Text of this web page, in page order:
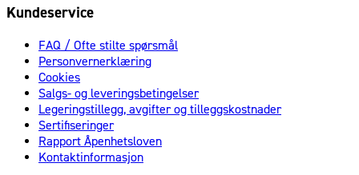
Kundeservice
FAQ / Ofte stilte spørsmål
Personvernerklæring
Cookies
Salgs- og leveringsbetingelser
Legeringstillegg, avgifter og tilleggskostnader
Sertifiseringer
Rapport Åpenhetsloven
Kontaktinformasjon